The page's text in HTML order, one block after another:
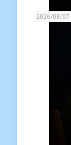
2026/08/07